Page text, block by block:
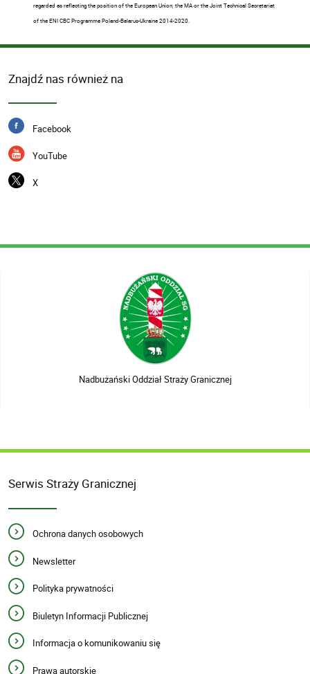
regarded as reflecting the position of the European Union, the MA or the Joint Technical Secretariat
of the ENI CBC Programme Poland-Belarus-Ukraine 2014-2020.
Znajdź nas również na
Facebook
YouTube
X
Nadbużański Oddział Straży Granicznej
Serwis Straży Granicznej
Ochrona danych osobowych
Newsletter
Polityka prywatności
Biuletyn Informacji Publicznej
Informacja o komunikowaniu się
Prawa autorskie